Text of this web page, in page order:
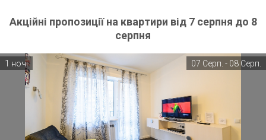
Акційні пропозиції на квартири від 7 серпня до 8
серпня
07 Серп. - 08 Серп.
1 ночі